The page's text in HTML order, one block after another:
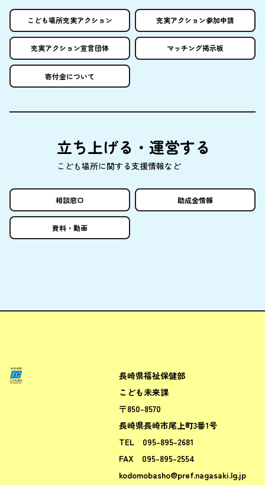
こども場所充実アクション 充実アクション参加申請
充実アクション宣言団体 マッチング掲示板
寄付金について
立ち上げる・ 運営する
こども場所に関する支援情報など
相談窓口 助成金情報
資料 ・ 動画
ながさきこども場所ポータルサ
長崎県福祉保健部
こども未来課
〒850-8570
長崎県長崎市尾上町3番1号
TEL 095-895-2681
FAX 095-895-2554
kodomobasho@pref.nagasaki.lg.jp